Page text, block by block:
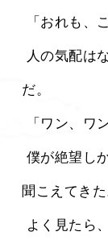
「おれも、
だ。
「ワン、ワ
聞こえてきた
よく見たら